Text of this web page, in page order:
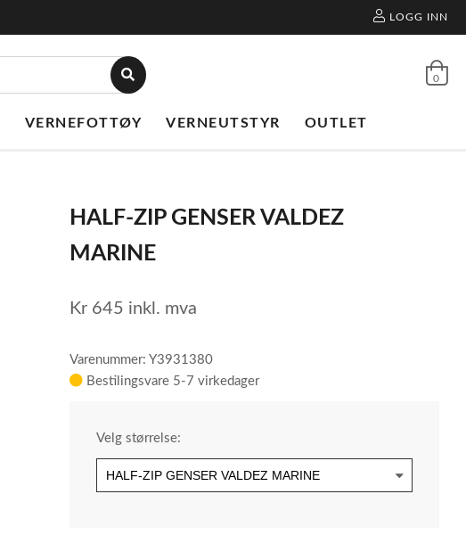
LOGG INN
0
VERNEFOTTØY VERNEUTSTYR OUTLET
HALF-ZIP GENSER VALDEZ
MARINE
Kr 645 inkl. mva
Varenummer: Y3931380
Bestilingsvare 5-7 virkedager
Velg størrelse: